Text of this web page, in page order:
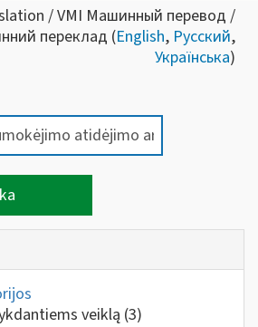
/ VMI Машинный перевод /
переклад (English, Русский,
Українська)
veiklą (3)